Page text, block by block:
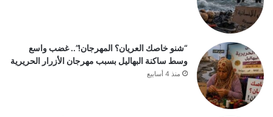
“شنو خاصك العريان؟ المهرجان!”.. غضب واسع
وسط ساكنة البهاليل بسبب مهرجان الأزرار الحريرية
منذ 4 أسابيع